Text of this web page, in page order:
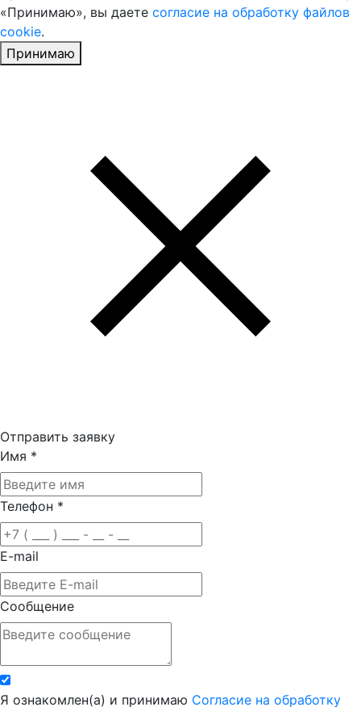
«Принимаю», вы даете согласие на обработку файлов
cookie.
Принимаю
Отправить заявку
Имя *
Телефон *
E-mail
Сообщение
Я ознакомлен(а) и принимаю Согласие на обработку